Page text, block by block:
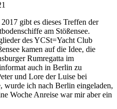
2017 gibt es dieses Treffen der
am Stößensee.
des YCSt=Yacht Club
kamen auf die Idee, die
Rumregatta im
auch in Berlin zu
und Lore der Luise bei
wurde ich nach Berlin eingeladen,
Woche Anreise war mir aber ein